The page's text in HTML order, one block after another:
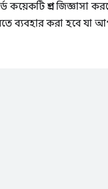
প্রশ্ন জিজ্ঞাসা
ব্যবহার করা হবে যা